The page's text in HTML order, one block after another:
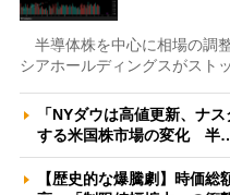
半導体株を中心に相場の調
シアホールディングスがスト
「NYダウは高値更新、ナ
する米国株市場の変化 半
【歴史的な爆騰劇】時価